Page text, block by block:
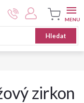
Hledat
Nákupní
košík
zirkon